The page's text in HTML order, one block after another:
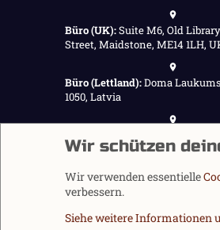
Büro (UK):Suite M6, Old
Street, Maidstone, ME14 1LH,
Büro (Lettland):Doma
1050, Latvia
Wir schützen
Wir verwenden essentielle
verbessern.
Siehe weitere Informationen